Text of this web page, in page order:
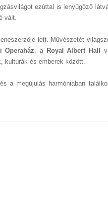
ezúttal is lenyűgöző
vált.
lett. Művészetét
Operaház , a Royal Albert Hall
kultúrák és emberek között.
a megújulás harmóniában